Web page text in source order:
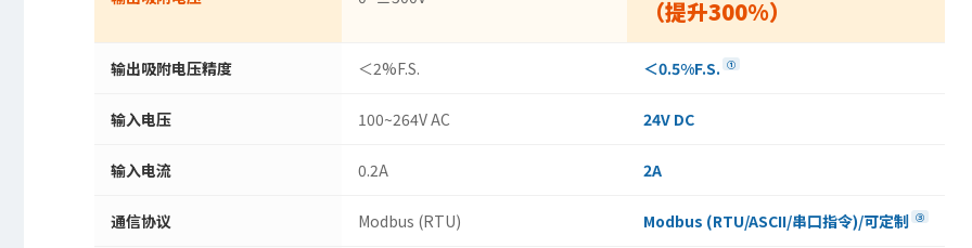
（提升300%）
输出吸附电压精度 ＜2%F.S. ＜0.5%F.S. ①
输入电压 100~264V AC 24V DC
输入电流 0.2A 2A
通信协议 Modbus (RTU) Modbus (RTU/ASCII/串口指令)/可定制 ③